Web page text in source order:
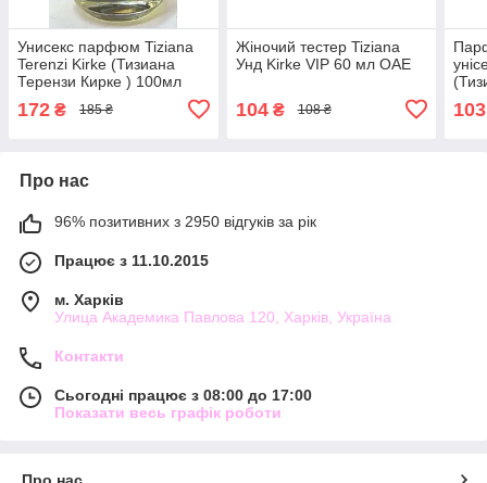
Унисекс парфюм Tiziana
Terenzi Kirke (Тизиана
Терензи Кирке ) 100мл
172 ₴ 185 ₴
Жіночий тестер Tiziana
Унд Kirke VIP 60 мл ОАЕ
104₴ 108 ₴ 103
Про нас
96% позитивних з 2950 відгуків за рік
Працює з 11.10.2015
м. Харків
Улица Академика Павлова 120, Харків, Україна
Контакти
Сьогодні працює з 08:00 до 17:00
Показати весь графік роботи